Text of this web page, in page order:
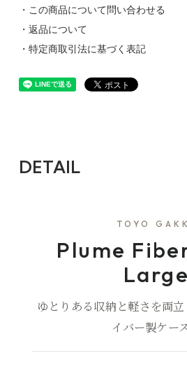
・この商品について問い合わせる
・返品について
・特定商取引法に基づく表記
DETAIL
TOYO
Plume
Large
ゆとりある収納と軽さを両
イバー製ケース